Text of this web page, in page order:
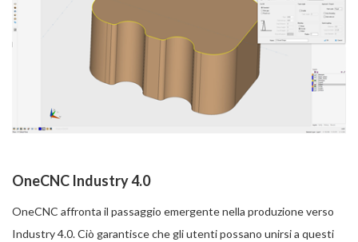
OneCNC Industry 4.0
OneCNC affronta il passaggio emergente nella produzione verso
Industry 4.0. Ciò garantisce che gli utenti possano unirsi a questi